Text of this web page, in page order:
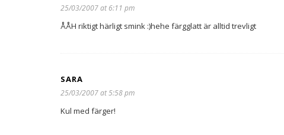
25/03/2007 at 6:11 pm
ÅÅH riktigt härligt smink :)hehe färgglatt är alltid trevligt
SARA
25/03/2007 at 5:58 pm
Kul med färger!